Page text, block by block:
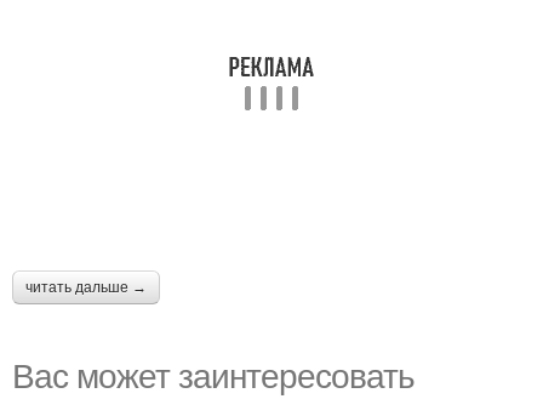
читать дальше →
Вас может заинтересовать